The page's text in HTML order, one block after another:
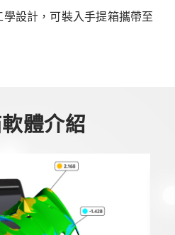
設計，可裝入手提箱攜帶至
體介紹